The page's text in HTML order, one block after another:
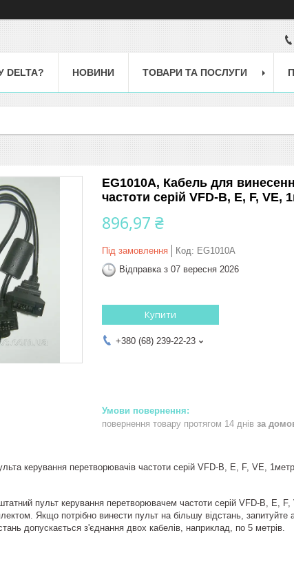
DELTA? НОВИНИ ТОВАРИ ТА ПОСЛУГИ
EG1010A, Кабель для
частоти серій VFD-B, E, F, VE,
896,97 ₴
Під замовлення Код: EG1010A
Відправка з 07 вересня 2026
Купити
+380 (68) 239-22-23
повернення товару протягом 14 днів за
керування перетворювачів частоти серій VFD-B, E, F, VE,
пульт керування перетворювачем частоти серій VFD-B, E,
Якщо потрібно винести пульт на більшу відстань, запитуйте
допускається з'єднання двох кабелів, наприклад, по 5 метрів.